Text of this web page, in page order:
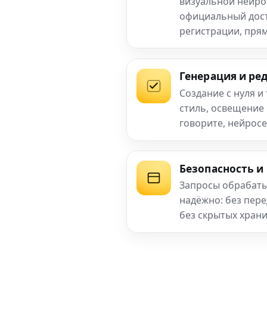
официальный
регистрации,
Генерация и
Создание с нуля
стиль,
говорите,
Безопасность
Запросы
надёжно: без
без скрытых